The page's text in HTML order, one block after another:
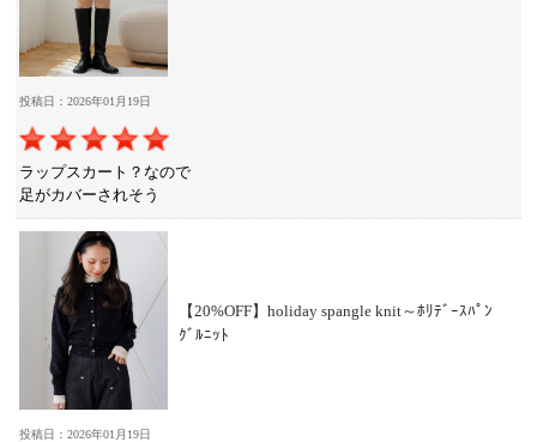
投稿日：2026年01月19日
ラップスカート？なので
足がカバーされそう
【20%OFF】holiday spangle knit～ﾎﾘﾃﾞｰｽﾊﾟﾝ
ｸﾞﾙﾆｯﾄ
投稿日：2026年01月19日